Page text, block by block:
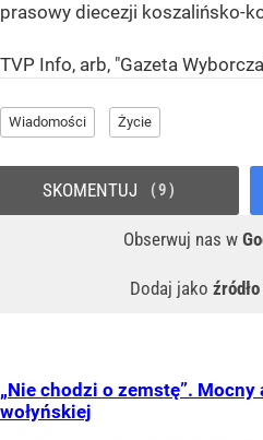
prasowy diecezji koszalińsko-
TVP Info, arb, "Gazeta
Wiadomości Życie
Obserwuj nas w
Dodaj jako
SKOMENTUJ 9
„Nie chodzi o zemstę”.
wołyńskiej